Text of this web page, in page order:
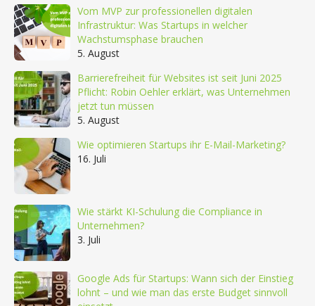
Vom MVP zur professionellen digitalen
Infrastruktur: Was Startups in welcher
Wachstumsphase brauchen
5. August
Barrierefreiheit für Websites ist seit Juni 2025
Pflicht: Robin Oehler erklärt, was Unternehmen
jetzt tun müssen
5. August
Wie optimieren Startups ihr E-Mail-Marketing?
16. Juli
Wie stärkt KI-Schulung die Compliance in
Unternehmen?
3. Juli
Google Ads für Startups: Wann sich der Einstieg
lohnt – und wie man das erste Budget sinnvoll